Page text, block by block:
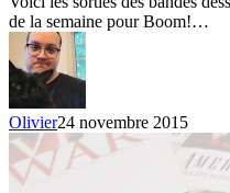
novembre
2015
de la semaine pour Boom!…
Olivier24 novembre 2015